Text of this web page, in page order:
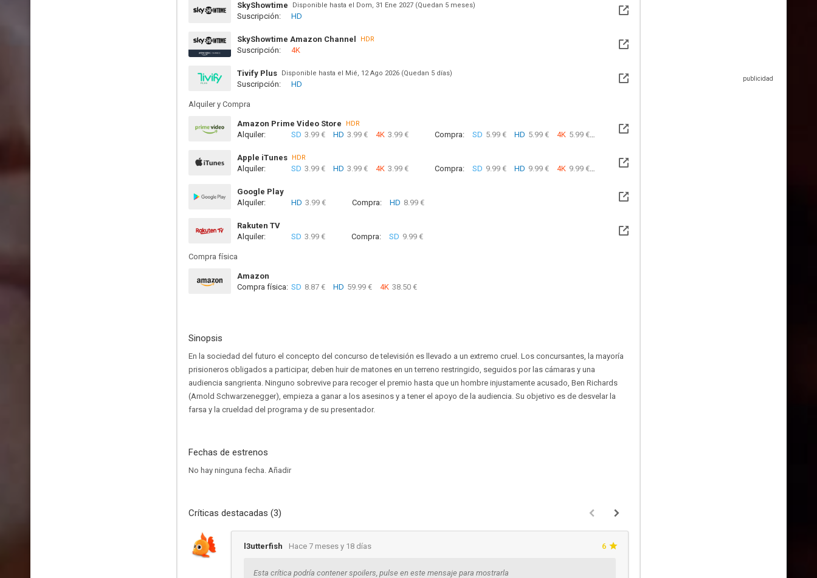
SkyShowtime Disponible hasta el Dom, 31 Ene 2027 (Quedan 5 meses)
Suscripción: HD
SkyShowtime Amazon Channel HDR
Suscripción: 4K
Tivify Plus Disponible hasta el Mié, 12 Ago 2026 (Quedan 5 días)
Suscripción: HD
Alquiler y Compra
Amazon Prime Video Store HDR
Alquiler: SD 3.99 € HD 3.99 € 4K 3.99 € Compra: SD 5.99 € HD 5.99 € 4K 5.99 €
Apple iTunes HDR
Alquiler: SD 3.99 € HD 3.99 € 4K 3.99 € Compra: SD 9.99 € HD 9.99 € 4K 9.99 €
Google Play
Alquiler:
HD 3.99 € Compra: HD 8.99 €
Rakuten TV
Alquiler:
SD 3.99 € Compra: SD 9.99 €
Compra física
Amazon
Compra física: SD 8.87 € HD 59.99 € 4K 38.50 €
Sinopsis
En la sociedad del futuro el concepto del concurso de televisión es llevado a un extremo cruel. Los concursantes, la mayoría
prisioneros obligados a participar, deben huir de matones en un terreno restringido, seguidos por las cámaras y una
audiencia sangrienta. Ninguno sobrevive para recoger el premio hasta que un hombre injustamente acusado, Ben Richards
(Arnold Schwarzenegger), empieza a ganar a los asesinos y a tener el apoyo de la audiencia. Su objetivo es de desvelar la
farsa y la crueldad del programa y de su presentador.
Fechas de estrenos
No hay ninguna fecha. Añadir
Críticas destacadas (3)
l3utterfish Hace 7 meses y 18 días 6
Esta crítica podría contener spoilers, pulse en este mensaje para mostrarla